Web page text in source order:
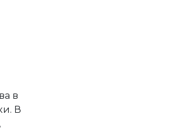
в
В